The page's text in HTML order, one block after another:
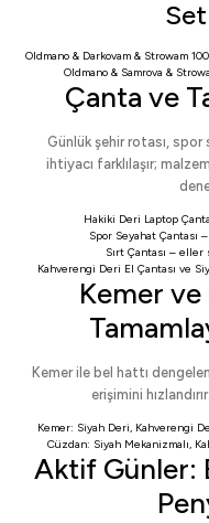
Oldmano & Darkovam & Strowam
Oldmano & Samrova &
Çanta ve
Günlük şehir rotası, spor
ihtiyacı farklılaşır;
Hakiki Deri Laptop
Spor Seyahat Çantası
Sırt Çantası – eller
Kahverengi Deri El Çantası ve
Kemer
Kemer ile bel hattı
erişimini
Kemer: Siyah Deri, Kahverengi
Cüzdan: Siyah Mekanizmalı,
Aktif Günler: